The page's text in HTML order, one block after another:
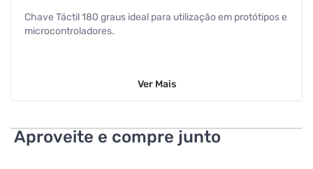
Chave Táctil 180 graus ideal para utilização em protótipos e
microcontroladores.
Ver Mais
Aproveite e compre junto